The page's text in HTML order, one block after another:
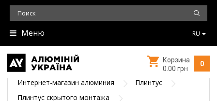
Меню RU
0
Корзина
0.00 грн
Интернет-магазин алюминия
Плинтус
Плинтус скрытого монтажа